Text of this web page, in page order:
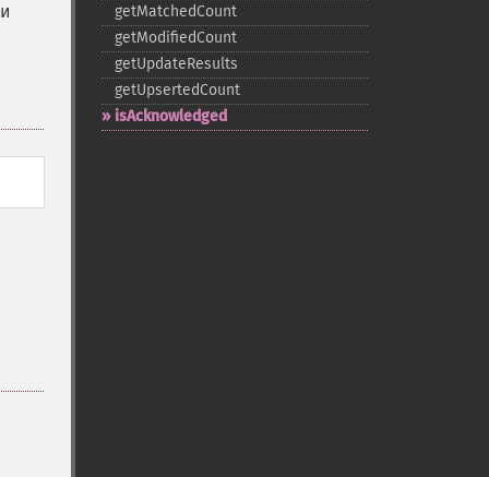
getMatchedCount
getModifiedCount
getUpdateResults
getUpsertedCount
isAcknowledged